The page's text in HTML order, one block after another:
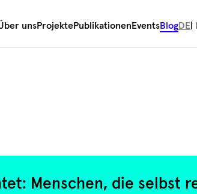
unsProjektePublikationen EventsBlogDE
Menschen, die selbst